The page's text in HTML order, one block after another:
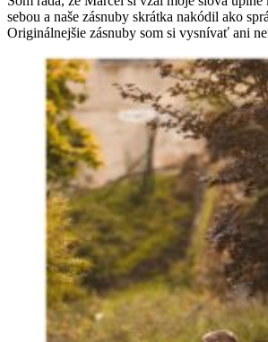
sebou a naše zásnuby skrátka nakódil ako
Originálnejšie zásnuby som si vysnívať ani